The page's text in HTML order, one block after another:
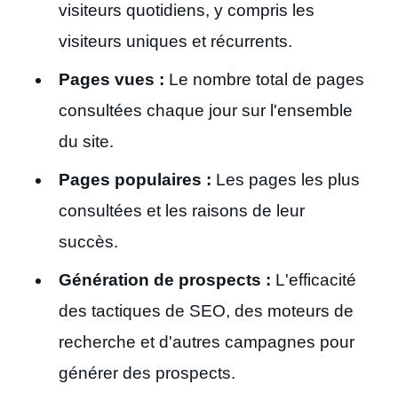
visiteurs quotidiens, y compris les
visiteurs uniques et récurrents.
Pages vues : Le nombre total de pages
consultées chaque jour sur l'ensemble
du site.
Pages populaires : Les pages les plus
consultées et les raisons de leur
succès.
Génération de prospects : L'efficacité
des tactiques de SEO, des moteurs de
recherche et d'autres campagnes pour
générer des prospects.